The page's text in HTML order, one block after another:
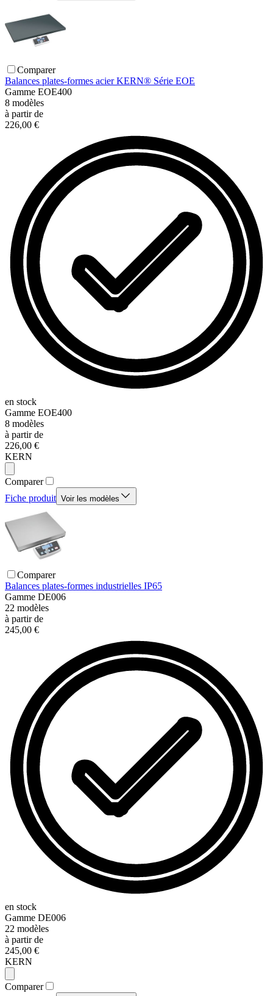
Comparer
Balances plates-formes acier KERN® Série EOE
Gamme EOE400
8 modèles
à partir de
226,00 €
en stock
Gamme EOE400
8 modèles
à partir de
226,00 €
KERN
Comparer
Fiche produit Voir les modèles
Comparer
Balances plates-formes industrielles IP65
Gamme DE006
22 modèles
à partir de
245,00 €
en stock
Gamme DE006
22 modèles
à partir de
245,00 €
KERN
Comparer